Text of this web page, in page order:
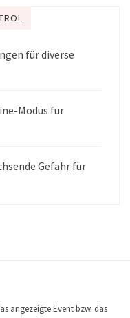
für diverse
Modus für
Gefahr für
angezeigte Event bzw. das